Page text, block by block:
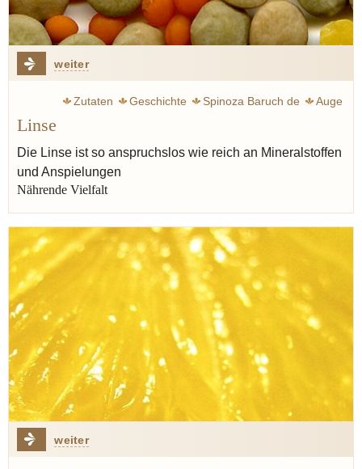
weiter
Zutaten Geschichte Spinoza Baruch de
Auge
Antike
Bohnenkraut
Baruch de Spinoza Kichererbse
Linse
Die Linse ist so anspruchslos wie reich an Mineralstoffen
und Anspielungen
Nährende Vielfalt
weiter